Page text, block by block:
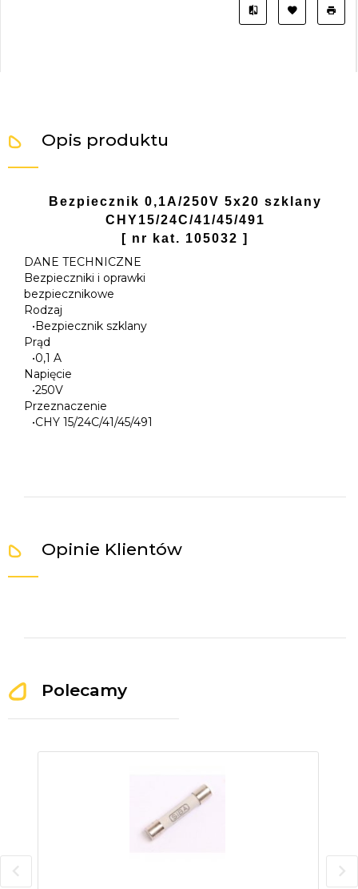
Opis produktu
Bezpiecznik 0,1A/250V 5x20 szklany
CHY15/24C/41/45/491
[ nr kat. 105032 ]
DANE TECHNICZNE
Bezpieczniki i oprawki
bezpiecznikowe
Rodzaj
•Bezpiecznik szklany
Prąd
•0,1 A
Napięcie
•250V
Przeznaczenie
•CHY 15/24C/41/45/491
Opinie Klientów
Polecamy